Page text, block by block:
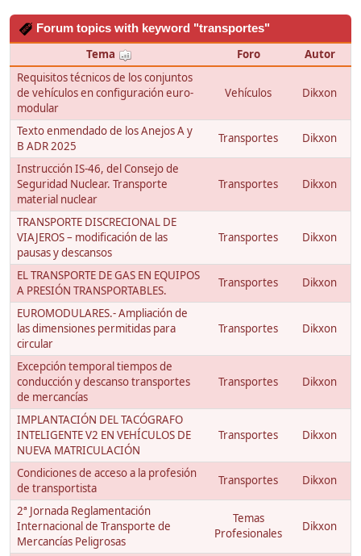
Forum topics with keyword "transportes"
Tema Foro
Autor
Requisitos técnicos de los conjuntos
de vehículos en configuración euro-
modular
Vehículos Dikxon
Texto enmendado de los Anejos A y
B ADR 2025
Transportes Dikxon
Instrucción IS-46, del Consejo de
Seguridad Nuclear. Transporte
material nuclear
Transportes Dikxon
TRANSPORTE DISCRECIONAL DE
VIAJEROS – modificación de las
pausas y descansos
Transportes Dikxon
EL TRANSPORTE DE GAS EN EQUIPOS
A PRESIÓN TRANSPORTABLES.
Transportes Dikxon
EUROMODULARES.- Ampliación de
las dimensiones permitidas para
circular
Transportes Dikxon
Excepción temporal tiempos de
conducción y descanso transportes
de mercancías
Transportes Dikxon
IMPLANTACIÓN DEL TACÓGRAFO
INTELIGENTE V2 EN VEHÍCULOS DE
NUEVA MATRICULACIÓN
Transportes Dikxon
Condiciones de acceso a la profesión
de transportista
Transportes Dikxon
2ª Jornada Reglamentación
Internacional de Transporte de
Mercancías Peligrosas
Temas
Profesionales
Dikxon